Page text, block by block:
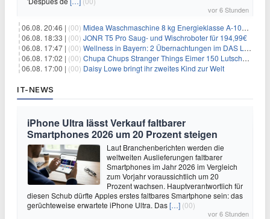
vor 6 Stunden
06.08. 20:46 | (00) Midea Waschmaschine 8 kg Energieklasse A-10% 1400 U/Min für 289,97€
06.08. 18:33 | (00) JONR T5 Pro Saug- und Wischroboter für 194,99€
06.08. 17:47 | (00) Wellness in Bayern: 2 Übernachtungen im DAS LUDWIG Sports Resort inkl. HP + Wellness ab 174€ p.P.
06.08. 17:02 | (00) Chupa Chups Stranger Things Eimer 150 Lutscher für 21,95€
06.08. 17:00 | (00) Daisy Lowe bringt ihr zweites Kind zur Welt
IT-NEWS
iPhone Ultra lässt Verkauf faltbarer
Smartphones 2026 um 20 Prozent steigen
Laut Branchenberichten werden die
weltweiten Auslieferungen faltbarer
Smartphones im Jahr 2026 im Vergleich
zum Vorjahr voraussichtlich um 20
Prozent wachsen. Hauptverantwortlich für
diesen Schub dürfte Apples erstes faltbares Smartphone sein: das
gerüchteweise erwartete iPhone Ultra. Das[…] (00)
vor 6 Stunden